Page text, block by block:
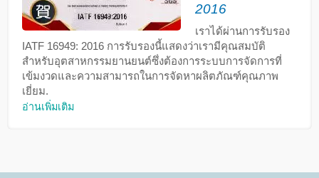
2016
เราได้ผ่านการรับรอง
IATF 16949: 2016 การรับรองนี้แสดงว่าเรามีคุณสมบัติ
สำหรับอุตสาหกรรมยานยนต์ซึ่งต้องการระบบการจัดการที่
เข้มงวดและความสามารถในการจัดหาผลิตภัณฑ์คุณภาพ
เยี่ยม.
อ่านเพิ่มเติม